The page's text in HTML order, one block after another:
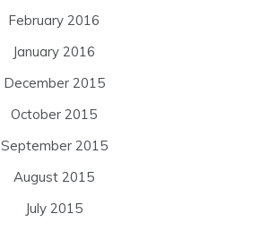
February 2016
January 2016
December 2015
October 2015
September 2015
August 2015
July 2015